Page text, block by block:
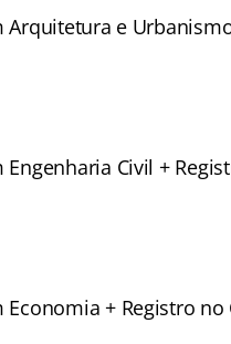
e
Civil +
+ Registro no